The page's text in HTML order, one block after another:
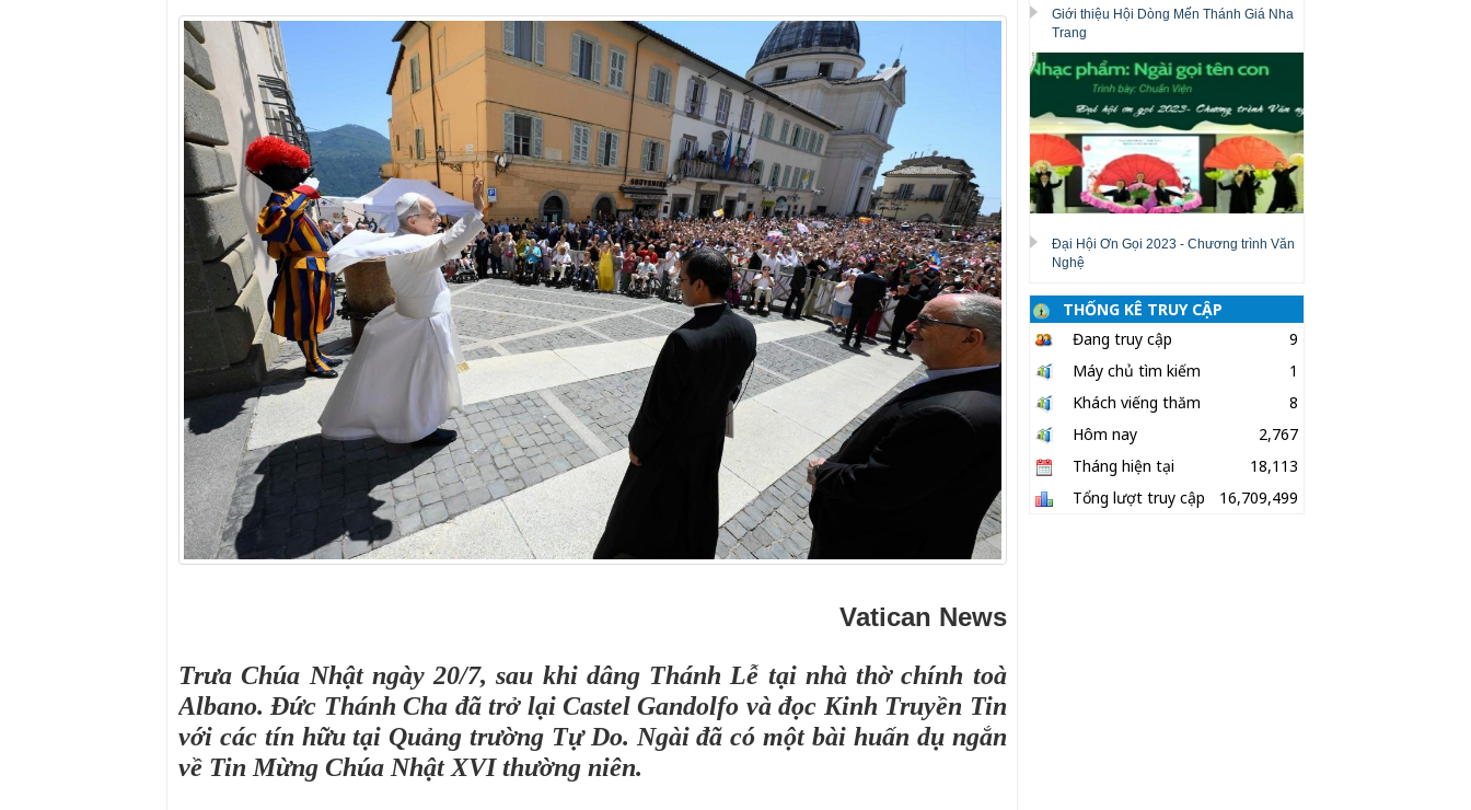
Vatican News
Trưa Chúa Nhật ngày 20/7, sau khi dâng Thánh Lễ tại nhà thờ chính toà
Albano. Đức Thánh Cha đã trở lại Castel Gandolfo và đọc Kinh Truyền Tin
với các tín hữu tại Quảng trường Tự Do. Ngài đã có một bài huấn dụ ngắn
về Tin Mừng Chúa Nhật XVI thường niên.
Giới thiệu Hội Dòng Mến Thánh Giá Nha
Trang
Đại Hội Ơn Gọi 2023 - Chương trình Văn
Nghệ
THỐNG KÊ TRUY CẬP
Đang truy cập
9
Máy chủ tìm kiếm
1
Khách viếng thăm
8
Hôm nay
2,767
Tháng hiện tại
18,113
Tổng lượt truy cập
16,709,499